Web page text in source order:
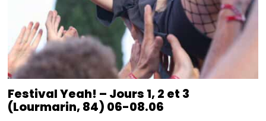
Festival Yeah! – Jours 1, 2 et 3
(Lourmarin, 84) 06-08.06